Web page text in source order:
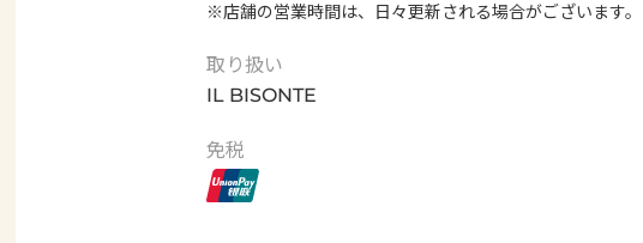
※店舗の営業時間は、日々更新される場合がございます。
取り扱い
IL BISONTE
免税